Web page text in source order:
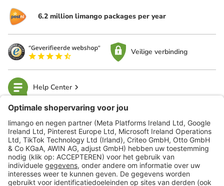
6.2 million limango packages per year
Veilige verbinding
Help Center
limango
Veilig winkelen
Klantenservice